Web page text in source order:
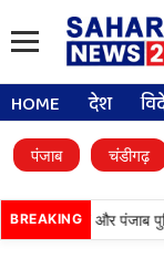
HOME देश
पंजाब चंडीगढ़
BREAKINGBSF और पंजाब